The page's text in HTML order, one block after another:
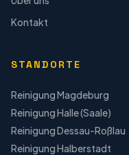
Kontakt
STANDORTE
ReinigungMagdeburg
ReinigungHalle (Saale)
ReinigungDessau-Roßlau
ReinigungHalberstadt